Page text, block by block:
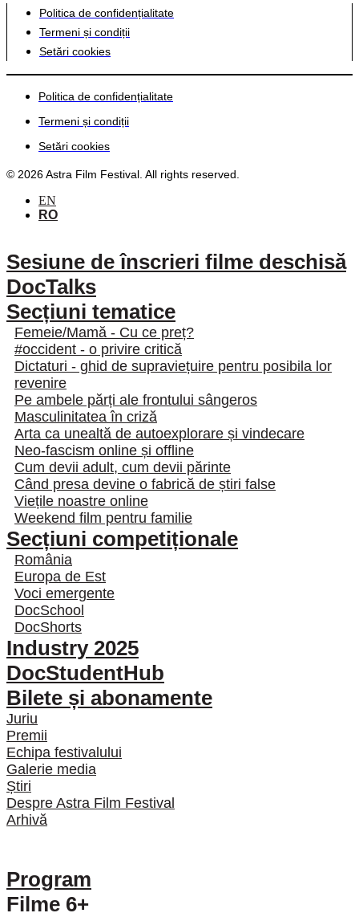
Politica de confidențialitate
Termeni și condiții
Setări cookies
Politica de confidențialitate
Termeni și condiții
Setări cookies
© 2026 Astra Film Festival. All rights reserved.
EN
RO
Sesiune de înscrieri filme deschisă
DocTalks
Secțiuni tematice
Femeie/Mamă - Cu ce preț?
#occident - o privire critică
Dictaturi - ghid de supraviețuire pentru posibila lor
revenire
Pe ambele părți ale frontului sângeros
Masculinitatea în criză
Arta ca unealtă de autoexplorare și vindecare
Neo-fascism online și offline
Cum devii adult, cum devii părinte
Când presa devine o fabrică de știri false
Viețile noastre online
Weekend film pentru familie
Secțiuni competiționale
România
Europa de Est
Voci emergente
DocSchool
DocShorts
Industry 2025
DocStudentHub
Bilete și abonamente
Juriu
Premii
Echipa festivalului
Galerie media
Știri
Despre Astra Film Festival
Arhivă
Program
Filme 6+